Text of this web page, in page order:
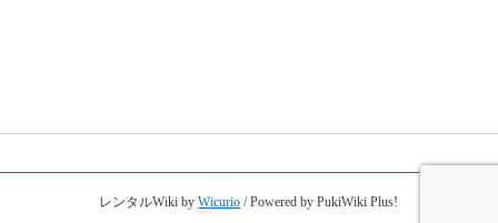
レンタルWiki byWicurio / Powered by PukiWiki Plus!